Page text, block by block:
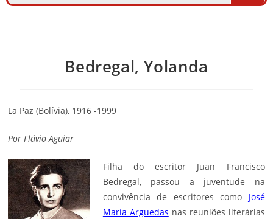
Bedregal, Yolanda
La Paz (Bolívia), 1916 -1999
PorFlávio Aguiar
Filha do escritor Juan Francisco
Bedregal, passou a juventude na
convivência de escritores como José
María Arguedas nas reuniões literárias